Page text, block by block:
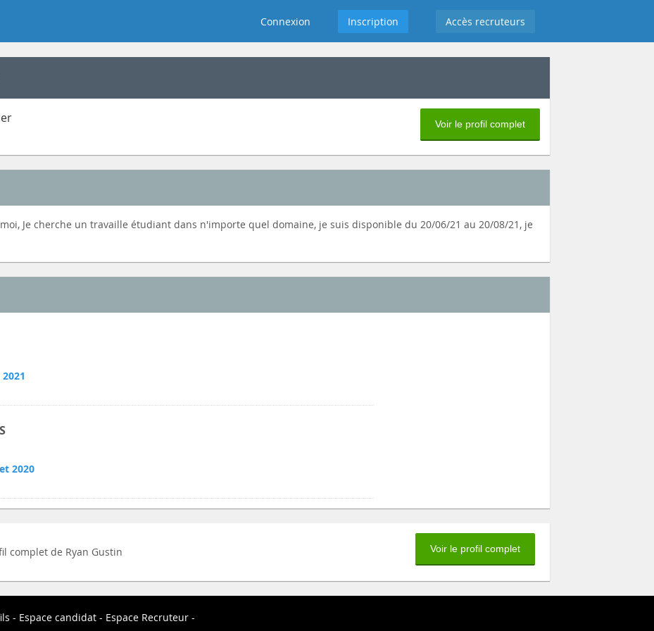
Connexion Inscription Accès recruteurs
Voir le profil complet
Je cherche un travaille étudiant dans n'importe quel domaine, je suis disponible du 20/06/21 au 20/08/21, je
2020
complet de Ryan Gustin Voir le profil complet
Espace candidat Espace Recruteur